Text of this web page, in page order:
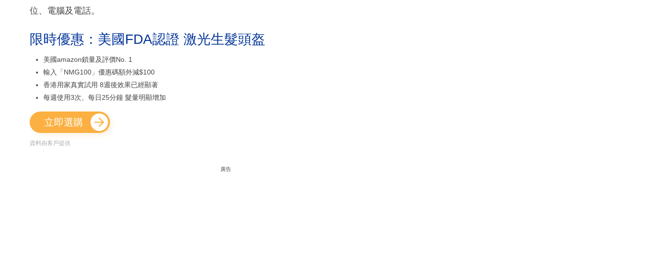
位、電腦及電話。
限時優惠：美國FDA認證 激光生髮頭盔
美國amazon鎖量及評價No. 1
輸入「NMG100」優惠碼額外減$100
香港用家真實試用 8週後效果已經顯著
每週使用3次、每日25分鐘 髮量明顯增加
立即選購
資料由客戶提供
廣告